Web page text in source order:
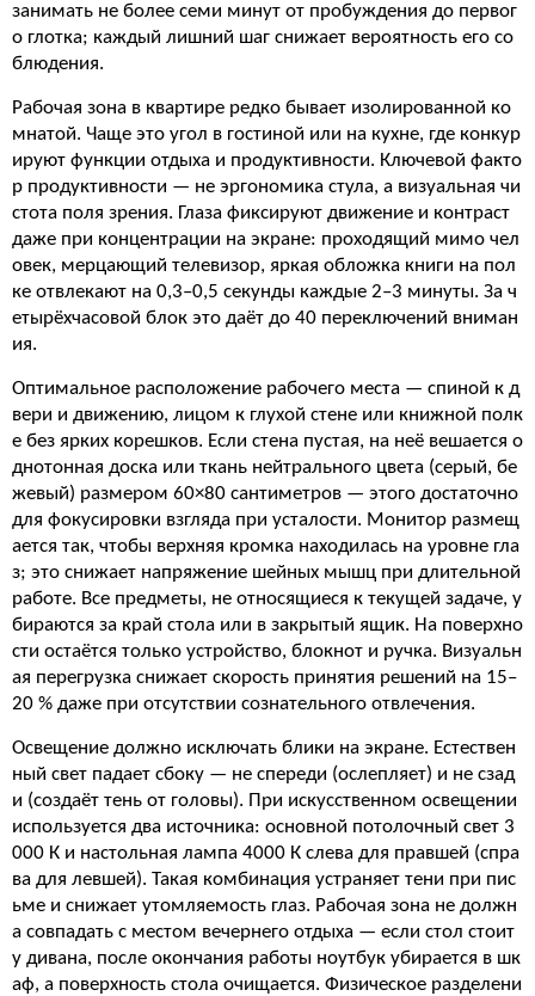
занимать не более семи минут от пробуждения до первог
о глотка; каждый лишний шаг снижает вероятность его со
блюдения.
Рабочая зона в квартире редко бывает изолированной ко
мнатой. Чаще это угол в гостиной или на кухне, где конкур
ируют функции отдыха и продуктивности. Ключевой факто
р продуктивности — не эргономика стула, а визуальная чи
стота поля зрения. Глаза фиксируют движение и контраст
даже при концентрации на экране: проходящий мимо чел
овек, мерцающий телевизор, яркая обложка книги на пол
ке отвлекают на 0,3–0,5 секунды каждые 2–3 минуты. За ч
етырёхчасовой блок это даёт до 40 переключений вниман
ия.
Оптимальное расположение рабочего места — спиной к д
вери и движению, лицом к глухой стене или книжной полк
е без ярких корешков. Если стена пустая, на неё вешается о
днотонная доска или ткань нейтрального цвета (серый, бе
жевый) размером 60×80 сантиметров — этого достаточно
для фокусировки взгляда при усталости. Монитор размещ
ается так, чтобы верхняя кромка находилась на уровне гла
з; это снижает напряжение шейных мышц при длительной
работе. Все предметы, не относящиеся к текущей задаче, у
бираются за край стола или в закрытый ящик. На поверхно
сти остаётся только устройство, блокнот и ручка. Визуальн
ая перегрузка снижает скорость принятия решений на 15–
20 % даже при отсутствии сознательного отвлечения.
Освещение должно исключать блики на экране. Естествен
ный свет падает сбоку — не спереди (ослепляет) и не сзад
и (создаёт тень от головы). При искусственном освещении
используется два источника: основной потолочный свет 3
000 К и настольная лампа 4000 К слева для правшей (спра
ва для левшей). Такая комбинация устраняет тени при пис
ьме и снижает утомляемость глаз. Рабочая зона не должн
а совпадать с местом вечернего отдыха — если стол стоит
у дивана, после окончания работы ноутбук убирается в шк
аф, а поверхность стола очищается. Физическое разделени